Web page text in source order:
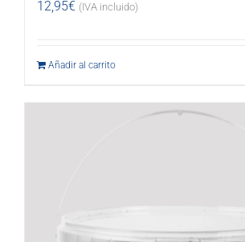
12,95€ (IVA incluido)
Añadir al carrito